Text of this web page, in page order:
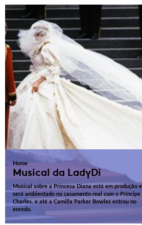
Home
Musical da LadyDi
Musical sobre a Princesa Diana está em produção e
será ambientado no casamento real com o Príncipe
Charles, e até a Camilla Parker Bowles entrou no
enredo.